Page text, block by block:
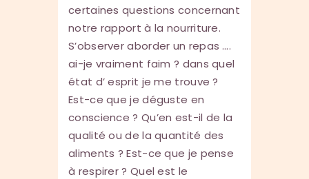
certaines questions concernant
notre rapport à la nourriture.
S’observer aborder un repas ….
ai-je vraiment faim ? dans quel
état d’ esprit je me trouve ?
Est-ce que je déguste en
conscience ? Qu’en est-il de la
qualité ou de la quantité des
aliments ? Est-ce que je pense
à respirer ? Quel est le